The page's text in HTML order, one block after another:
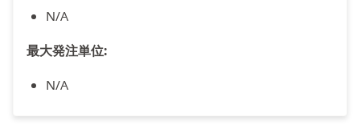
N/A
最大発注単位:
N/A